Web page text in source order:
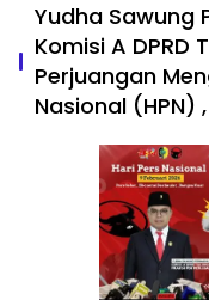
Yudha Sawung
Komisi A DPRD
Perjuangan
Nasional (HPN)